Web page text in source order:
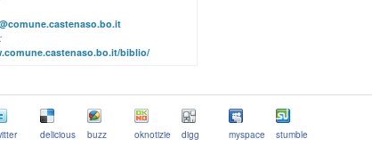
biblio/
delicious buzz oknotizie digg myspace stumble